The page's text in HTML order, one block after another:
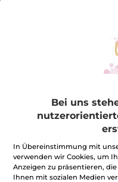
WARENKORB
-
Bei uns
In Übereinstimmung mit
verwenden wir Cookies, um
Anzeigen zu präsentieren,
Ihnen mit sozialen Medien